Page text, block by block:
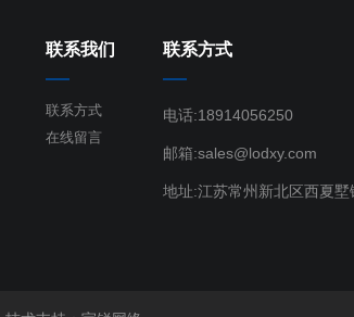
联系我们
联系方式
在线留言
联系方式
电话:18914056250
邮箱:sales@lodxy.com
地址:江苏常州新北区西夏